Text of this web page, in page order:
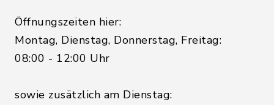
Öffnungszeiten hier:
Montag, Dienstag, Donnerstag, Freitag:
08:00 - 12:00 Uhr
sowie zusätzlich am Dienstag: